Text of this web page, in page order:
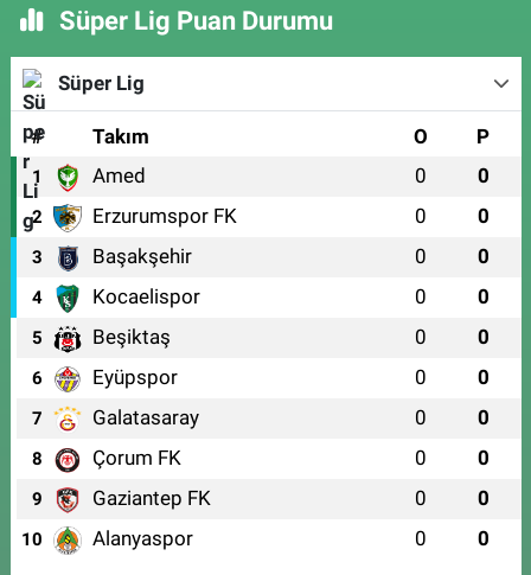
Süper Lig Puan Durumu
Süper Lig
# Takım O P
1 Amed 0 0
2 Erzurumspor FK 0 0
3 Başakşehir 0 0
4 Kocaelispor 0 0
5 Beşiktaş 0 0
6 Eyüpspor 0 0
7 Galatasaray 0 0
8 Çorum FK 0 0
9 Gaziantep FK 0 0
10 Alanyaspor 0 0